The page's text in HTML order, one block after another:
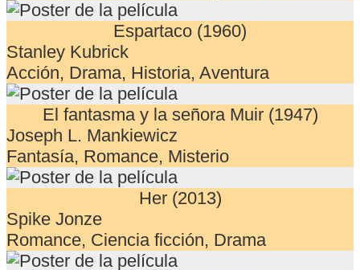
Espartaco (1960)
Stanley Kubrick
Acción, Drama, Historia, Aventura
El fantasma y la señora Muir (1947)
Joseph L. Mankiewicz
Fantasía, Romance, Misterio
Her (2013)
Spike Jonze
Romance, Ciencia ficción, Drama